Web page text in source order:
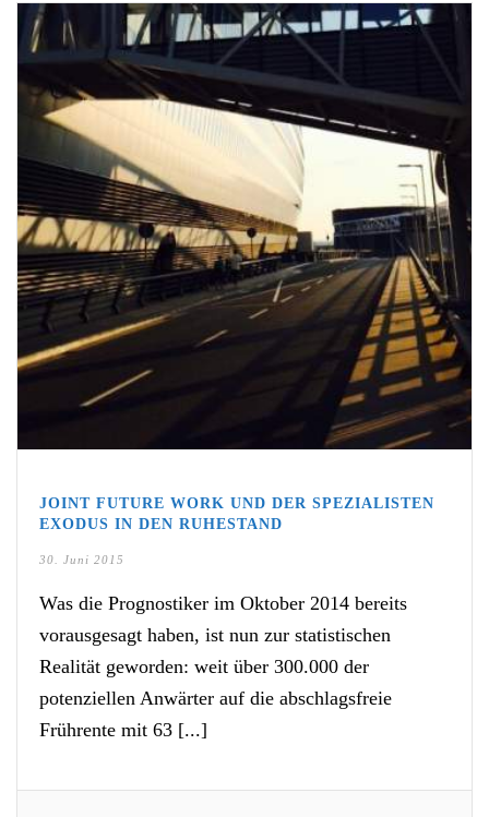
JOINT FUTURE WORK UND DER SPEZIALISTEN
EXODUS IN DEN RUHESTAND
30. Juni 2015
Was die Prognostiker im Oktober 2014 bereits
vorausgesagt haben, ist nun zur statistischen
Realität geworden: weit über 300.000 der
potenziellen Anwärter auf die abschlagsfreie
Frührente mit 63 [...]